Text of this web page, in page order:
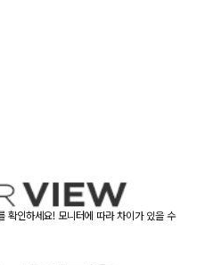
확인하세요! 모니터에 따라 차이가 있을 수